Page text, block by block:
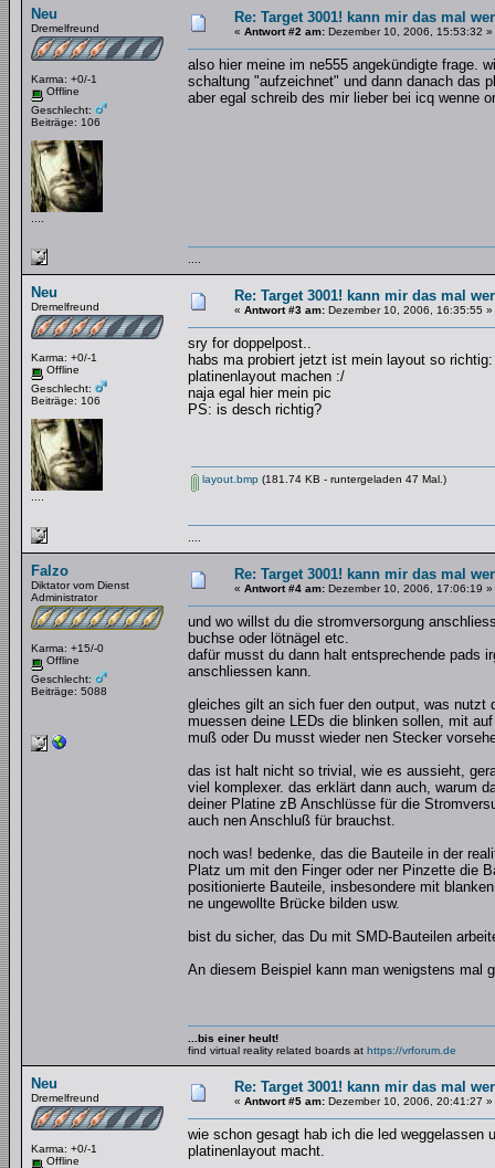
Neu
Dremelfreund
Karma: +0/-1
Offline
Geschlecht:
Beiträge: 106
Re: Target 3001! kann mir das mal
« Antwort #2 am: Dezember 10, 2006, 15:53:32 »
also hier meine im ne555 angekündigte frage.
schaltung "aufzeichnet" und dann danach das
aber egal schreib des mir lieber bei icq wenne
Neu
Dremelfreund
Karma: +0/-1
Offline
Geschlecht:
Beiträge: 106
Re: Target 3001! kann mir das mal
« Antwort #3 am: Dezember 10, 2006, 16:35:55 »
sry for doppelpost..
habs ma probiert jetzt ist mein layout so
platinenlayout machen :/
naja egal hier mein pic
PS: is desch richtig?
layout.bmp (181.74 KB - runtergeladen 47 Mal.)
Falzo
Diktator vom Dienst
Administrator
Karma: +15/-0
Offline
Geschlecht:
Beiträge: 5088
Re: Target 3001! kann mir das mal
« Antwort #4 am: Dezember 10, 2006, 17:06:19 »
und wo willst du die stromversorgung
buchse oder lötnägel etc.
dafür musst du dann halt entsprechende pads
anschliessen kann.
gleiches gilt an sich fuer den output, was nutzt
muessen deine LEDs die blinken sollen, mit
muß oder Du musst wieder nen Stecker
das ist halt nicht so trivial, wie es aussieht,
viel komplexer. das erklärt dann auch, warum
deiner Platine zB Anschlüsse für die
auch nen Anschluß für brauchst.
noch was! bedenke, das die Bauteile in der
Platz um mit den Finger oder ner Pinzette die
positionierte Bauteile, insbesondere mit
ne ungewollte Brücke bilden usw.
bist du sicher, das Du mit SMD-Bauteilen
An diesem Beispiel kann man wenigstens mal
...bis einer heult!
find virtual reality related boards at https://vrforum.de
Neu
Dremelfreund
Karma: +0/-1
Offline
Re: Target 3001! kann mir das mal
« Antwort #5 am: Dezember 10, 2006, 20:41:27 »
wie schon gesagt hab ich die led
platinenlayout macht.